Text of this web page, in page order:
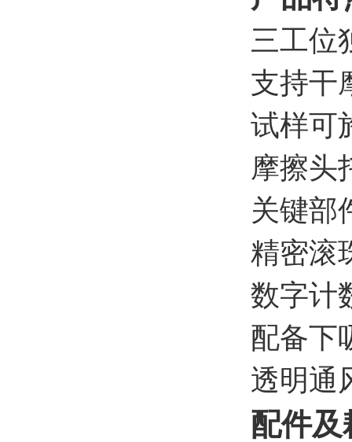
三工位
支持干
试样可
摩擦头
关键部
精密滚
数字计
配备下
透明通
配件及